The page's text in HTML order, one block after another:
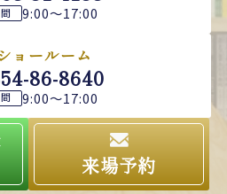
9:00～17:00
ョールーム
86-8640
9:00～17:00
来場予約